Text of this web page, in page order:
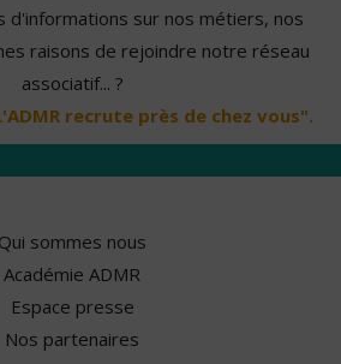
d'informations sur nos métiers, nos
raisons de rejoindre notre réseau
associatif... ?
recrute près de chez vous".
Qui sommes nous
Académie ADMR
Espace presse
Nos partenaires